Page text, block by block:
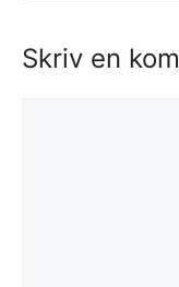
Skriv en